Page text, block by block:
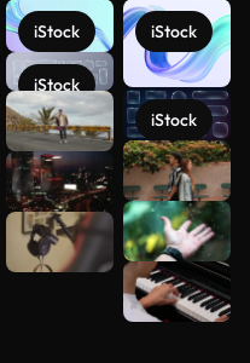
iStock
iStock
iStock
iStock
Veja mais